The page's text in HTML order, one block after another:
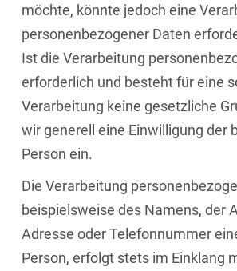
möchte, könnte jedoch eine
personenbezogener Daten
Ist die Verarbeitung
erforderlich und besteht für eine
Verarbeitung keine gesetzliche
wir generell eine Einwilligung der
Person ein.
Die Verarbeitung
beispielsweise des Namens, der
Adresse oder Telefonnummer
Person, erfolgt stets im Einklang